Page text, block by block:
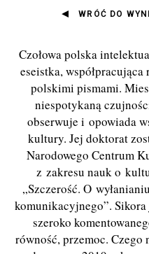
WRÓĆ DO
Czołowa polska
eseistka,
polskimi pismami.
niespotykaną
obserwuje i opowiada
kultury. Jej doktorat
Narodowego Centrum
z zakresu nauk o
„Szczerość. O
komunikacyjnego”.
szeroko
równość, przemoc. Czego